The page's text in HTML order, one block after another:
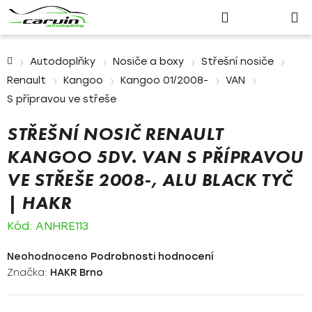
Přihlášení
košík
Autodoplňky Nosiče a boxy
Střešní nosiče
Renault
Kangoo Kangoo 01/2008-
VAN
S přípravou ve střeše
STŘEŠNÍ NOSIČ RENAULT
KANGOO 5DV. VAN S PŘÍPRAVOU
VE STŘEŠE 2008-, ALU BLACK TYČ
| HAKR
Kód: ANHRE113
Průměrné
hodnocení
Neohodnoceno Podrobnosti hodnocení
Značka: HAKR Brno